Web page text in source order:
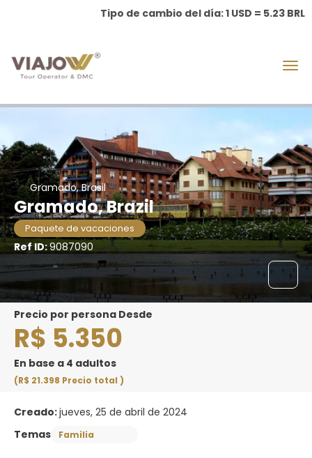
Tipo de cambio del día: 1 USD = 5.23 BRL
Gramado, Brasil
Gramado, Brazil
Paquete de vacaciones
Ref ID:9087090
precio por persona Desde
R$ 5.350
En base a 4 adultos
(R$ 21.398 Precio total )
Creado:jueves, 25 de abril de 2024
Temas
Familia